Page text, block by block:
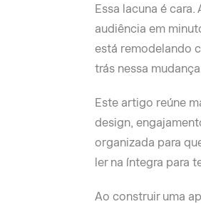
Essa lacuna é
audiência em
está remodelando
trás nessa
Este artigo reúne
design,
organizada para
ler na íntegra para
Ao construir uma